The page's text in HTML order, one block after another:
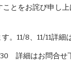
とをお詫び申し
す。11/8、11/11詳細
詳細はお問合せ